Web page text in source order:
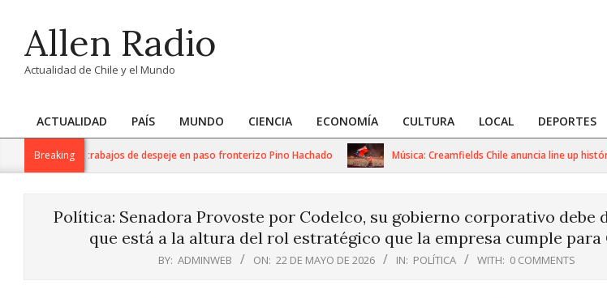
contentAllen Radio
Actualidad de Chile y el Mundo
Primary
Navigation
ACTUALIDAD PAÍS MUNDO CIENCIA ECONOMÍA CULTURA LOCAL DEPORTES
Breaking
intensos trabajos de despeje en paso fronterizo Pino Hachado Música: Creamfields Chile anuncia line up
Política: Senadora Provoste por Codelco, su gobierno corporativo debe
que está a la altura del rol estratégico que la empresa cumple para
BY: ADMINWEB ON: 22 DE MAYO DE 2026 IN: POLÍTICA WITH: 0 COMMENTS